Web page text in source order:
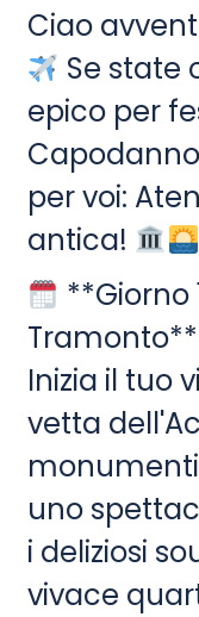
Ciao
Se state
epico per
per voi:
antica!
**Giorno
Tramonto**
Inizia il tuo
vetta
uno
i deliziosi
vivace